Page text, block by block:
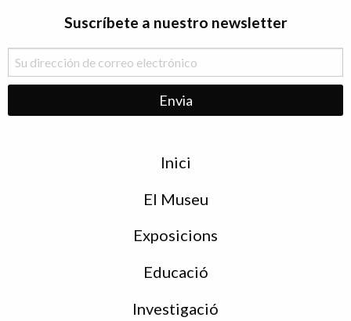
Suscríbete a nuestro newsletter
Inici
El Museu
Exposicions
Educació
Investigació